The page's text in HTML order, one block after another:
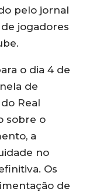
pelo jornal
jogadores
o dia 4 de
de
Real
sobre o
a
no
Os
de